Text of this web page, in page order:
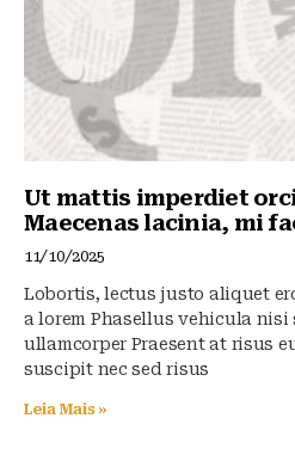
Ut mattis imperdiet
Maecenas lacinia, mi
11/10/2025
Lobortis, lectus justo aliquet
a lorem Phasellus vehicula nisi
ullamcorper Praesent at risus
suscipit nec sed risus
Leia Mais »